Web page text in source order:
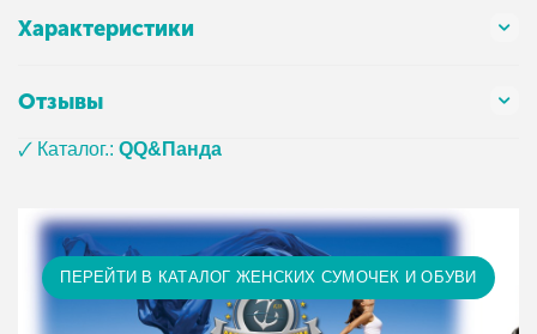
Характеристики
Отзывы
🗸 Каталог.:QQ&Панда
ПЕРЕЙТИ В КАТАЛОГ ЖЕНСКИХ СУМОЧЕК И ОБУВИ